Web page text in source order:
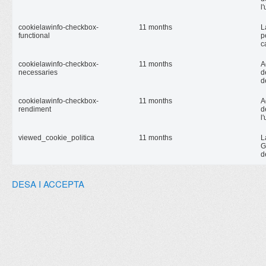
cookielawinfo-checkbox-
functional
11 months
cookielawinfo-checkbox-
necessaries
11 months
cookielawinfo-checkbox-
rendiment
11 months
viewed_cookie_politica 11 months
DESA I ACCEPTA